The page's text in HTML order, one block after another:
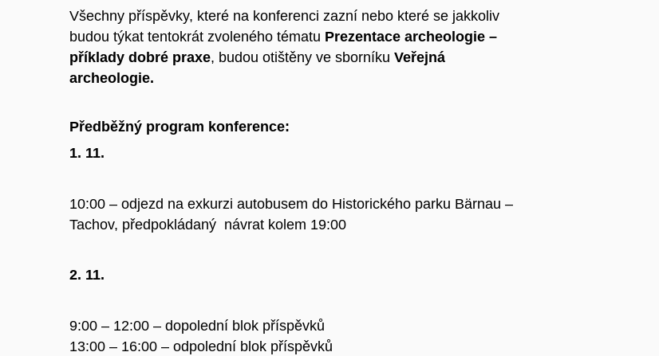
Všechny příspěvky, které na konferenci zazní nebo které se jakkoliv
budou týkat tentokrát zvoleného tématu Prezentace archeologie –
příklady dobré praxe, budou otištěny ve sborníku Veřejná
archeologie.
Předběžný program konference:
1. 11.
10:00 – odjezd na exkurzi autobusem do Historického parku Bärnau –
Tachov, předpokládaný návrat kolem 19:00
2. 11.
9:00 – 12:00 – dopolední blok příspěvků
13:00 – 16:00 – odpolední blok příspěvků